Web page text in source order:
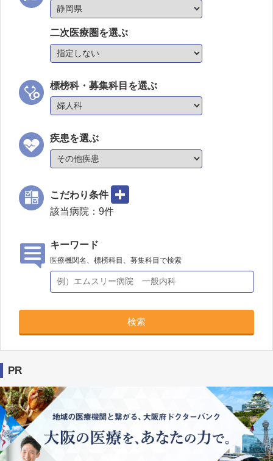
二次医療圏を選ぶ
標榜科・募集科目を選ぶ
疾患を選ぶ
こだわり条件
該当病院： 9件
キーワード
医療機関名、標榜科目、募集科目で検索
検索
PR